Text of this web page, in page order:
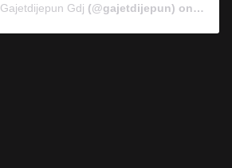
Gajetdijepun Gdj (@gajetdijepun) on Jan 7,